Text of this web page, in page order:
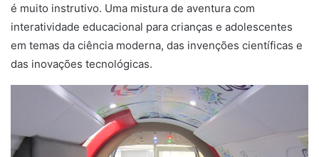
é muito instrutivo. Uma mistura de aventura com
interatividade educacional para crianças e adolescentes
em temas da ciência moderna, das invenções científicas e
das inovações tecnológicas.